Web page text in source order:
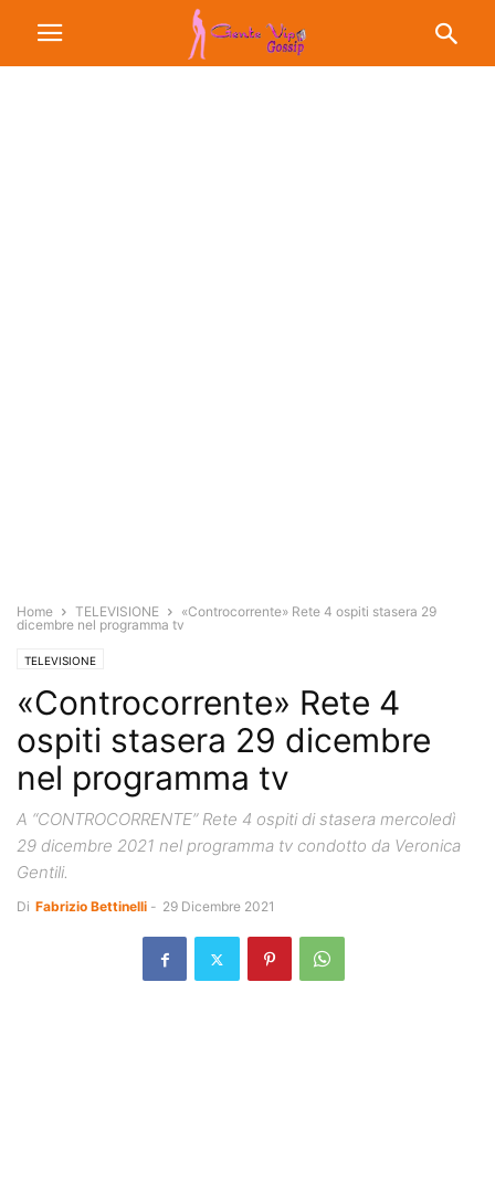
Home TELEVISIONE
«Controcorrente» Rete 4 ospiti stasera 29
dicembre nel programma tv
TELEVISIONE
«Controcorrente» Rete 4
ospiti stasera 29 dicembre
nel programma tv
A “CONTROCORRENTE” Rete 4 ospiti di stasera mercoledì
29 dicembre 2021 nel programma tv condotto da Veronica
Gentili.
Di Fabrizio Bettinelli - 29 Dicembre 2021